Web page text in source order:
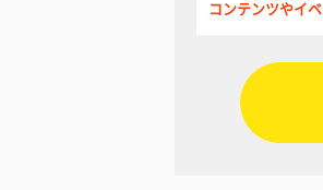
コンテンツやイ